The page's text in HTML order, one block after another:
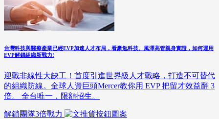
台灣科技與醫療產業已經EVP加速人才布局，看豪勉科技、風澤高管親身實證，如何運用
EVP解鎖組織新戰力!
迎戰非線性大缺工！首度引進世界級人才戰略，打造不可替代
的組織防線。全球人資巨頭Mercer教你用 EVP 把留才效益翻 3
倍。 全台唯一，限額招生。
解鎖團隊3倍戰力